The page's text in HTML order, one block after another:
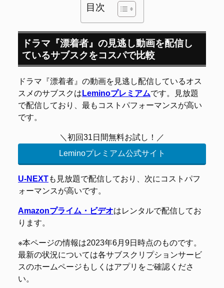
目次
ドラマ『漂着者』の見逃し動画を配信し
ているサブスクをコスパで比較
ドラマ『漂着者』の動画を見逃し配信しているオス
スメのサブスクは Leminoプレミアムです。見放題
で配信しており、最もコストパフォーマンスが高い
です。
＼初回31日間無料お試し！／
Leminoプレミアム公式サイト
U-NEXTも見放題で配信しており、次にコストパフ
ォーマンスが高いです。
Amazonプライム・ビデオはレンタルで配信してお
ります。
※本ページの情報は2023年6月9日時点のものです。
最新の状況については各サブスクリプションサービ
スのホームページもしくはアプリをご確認くださ
い。